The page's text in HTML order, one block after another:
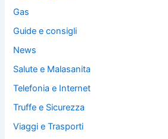
Gas
Guide e consigli
News
Salute e Malasanita
Telefonia e Internet
Truffe e Sicurezza
Viaggi e Trasporti